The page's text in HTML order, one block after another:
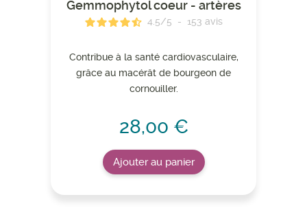
Gemmophytol coeur - artères
4.5/5 - 153 avis
Contribue à la santé cardiovasculaire,
grâce au macérât de bourgeon de
cornouiller.
28,00 €
Ajouter au panier